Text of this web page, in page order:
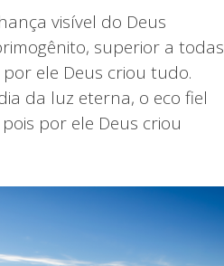
visível do Deus
superior a todas
ele Deus criou tudo.
da luz eterna, o eco fiel
por ele Deus criou